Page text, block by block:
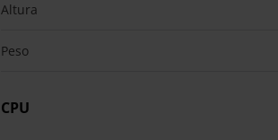
Altura
Peso
CPU